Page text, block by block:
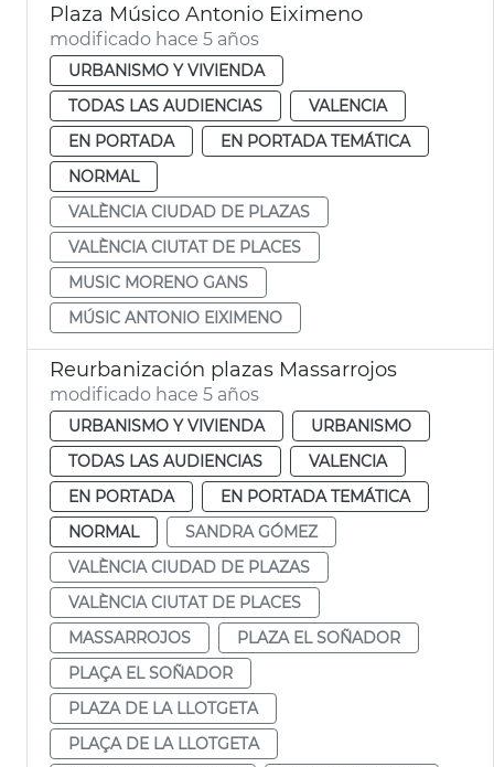
Plaza Músico Antonio Eiximeno
modificado hace 5 años
URBANISMO Y VIVIENDA
TODAS LAS AUDIENCIAS
VALENCIA
EN PORTADA
EN PORTADA TEMÁTICA
NORMAL
VALÈNCIA CIUDAD DE PLAZAS
VALÈNCIA CIUTAT DE PLACES
MUSIC MORENO GANS
MÚSIC ANTONIO EIXIMENO
Reurbanización plazas Massarrojos
modificado hace 5 años
URBANISMO Y VIVIENDA
URBANISMO
TODAS LAS AUDIENCIAS
VALENCIA
EN PORTADA
EN PORTADA TEMÁTICA
NORMAL
SANDRA GÓMEZ
VALÈNCIA CIUDAD DE PLAZAS
VALÈNCIA CIUTAT DE PLACES
MASSARROJOS
PLAZA EL SOÑADOR
PLAÇA EL SOÑADOR
PLAZA DE LA LLOTGETA
PLAÇA DE LA LLOTGETA